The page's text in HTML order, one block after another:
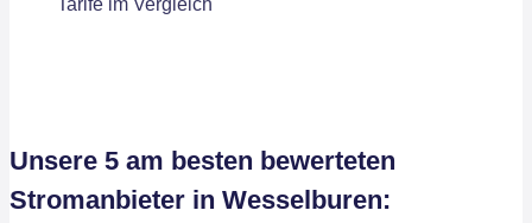
Unsere 5 am besten bewerteten
Stromanbieter in Wesselburen: